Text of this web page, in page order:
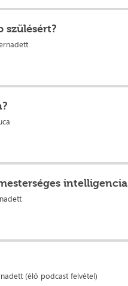
szülésért?
intelligencia
(élő podcast felvétel)